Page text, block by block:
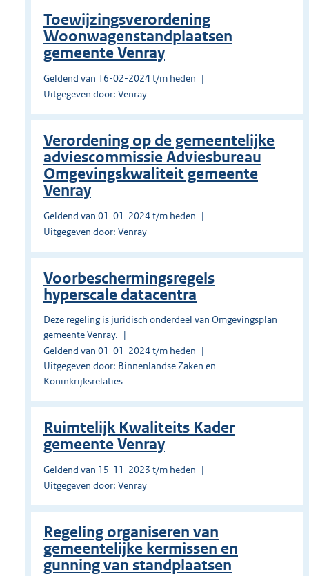
Toewijzingsverordening
Woonwagenstandplaatsen
gemeente Venray
Geldend van 16-02-2024 t/m heden
Uitgegeven door: Venray
Verordening op de gemeentelijke
adviescommissie Adviesbureau
Omgevingskwaliteit gemeente
Venray
Geldend van 01-01-2024 t/m heden
Uitgegeven door: Venray
Voorbeschermingsregels
hyperscale datacentra
Deze regeling is juridisch onderdeel van Omgevingsplan
gemeente Venray.
Geldend van 01-01-2024 t/m heden
Uitgegeven door: Binnenlandse Zaken en
Koninkrijksrelaties
Ruimtelijk Kwaliteits Kader
gemeente Venray
Geldend van 15-11-2023 t/m heden
Uitgegeven door: Venray
Regeling organiseren van
gemeentelijke kermissen en
gunning van standplaatsen